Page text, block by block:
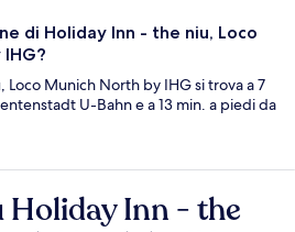
di Holiday Inn - the niu, Loco
Loco Munich North by IHG si trova a 7
U-Bahn e a 13 min. a piedi da
Holiday Inn - the